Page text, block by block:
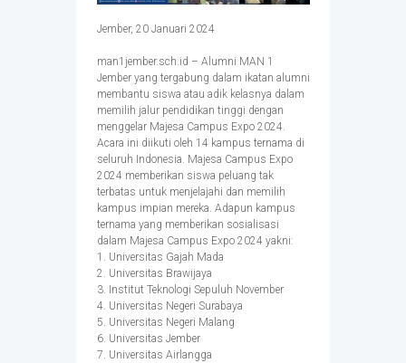
Jember, 20 Januari 2024
man1jember.sch.id – Alumni MAN 1
Jember yang tergabung dalam ikatan alumni
membantu siswa atau adik kelasnya dalam
memilih jalur pendidikan tinggi dengan
menggelar Majesa Campus Expo 2024.
Acara ini diikuti oleh 14 kampus ternama di
seluruh Indonesia. Majesa Campus Expo
2024 memberikan siswa peluang tak
terbatas untuk menjelajahi dan memilih
kampus impian mereka. Adapun kampus
ternama yang memberikan sosialisasi
dalam Majesa Campus Expo 2024 yakni:
1. Universitas Gajah Mada
2. Universitas Brawijaya
3. Institut Teknologi Sepuluh November
4. Universitas Negeri Surabaya
5. Universitas Negeri Malang
6. Universitas Jember
7. Universitas Airlangga